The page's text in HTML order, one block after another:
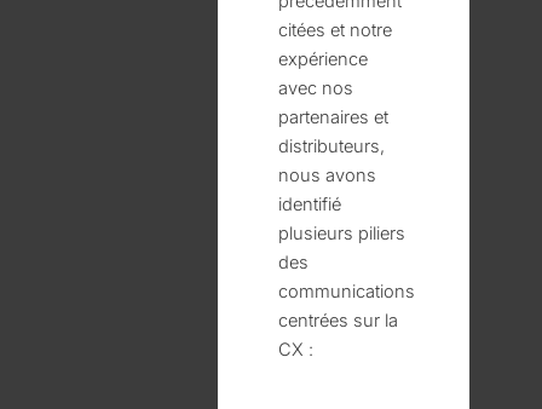
citées et notre
expérience
avec nos
partenaires et
distributeurs,
nous avons
identifié
plusieurs piliers
des
communications
centrées sur la
CX :